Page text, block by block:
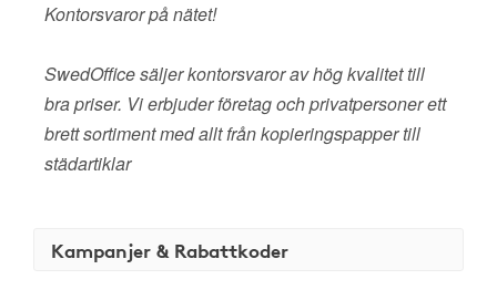
Kontorsvaror på nätet!
SwedOffice säljer kontorsvaror av hög kvalitet till
bra priser. Vi erbjuder företag och privatpersoner ett
brett sortiment med allt från kopieringspapper till
städartiklar
Kampanjer & Rabattkoder